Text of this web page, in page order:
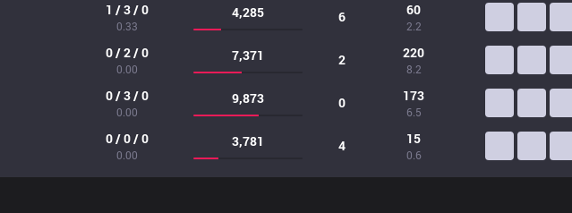
1 / 3 / 0
0.33
4,285 6 60
2.2
0 / 2 / 0
0.00
7,371 2 220
8.2
0 / 3 / 0
0.00
9,873 0 173
6.5
0 / 0 / 0
0.00
3,781 4 15
0.6